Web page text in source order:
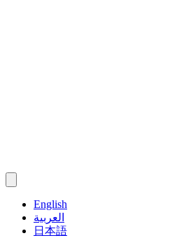
English
العربية
日本語